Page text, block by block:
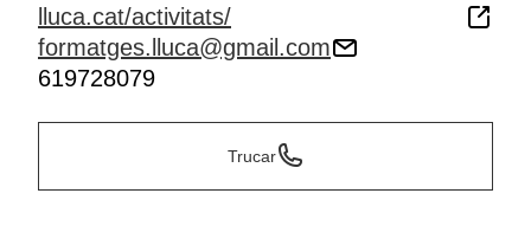
lluca.cat/activitats/
formatges.lluca@gmail.com
619728079
Trucar